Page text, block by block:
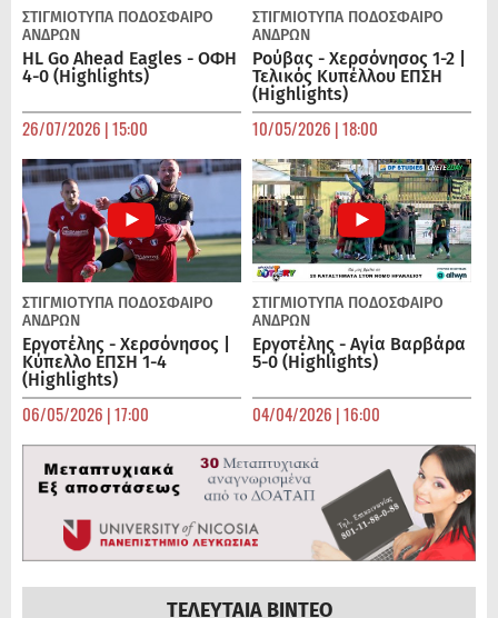
ΣΤΙΓΜΙΟΤΥΠΑ ΠΟΔΌΣΦΑΙΡΟ
ΑΝΔΡΏΝ
HL Go Ahead Eagles - ΟΦΗ
4-0 (Highlights)
26/07/2026 | 15:00
ΣΤΙΓΜΙΟΤΥΠΑ ΠΟΔΌΣΦΑΙΡΟ
ΑΝΔΡΏΝ
Ρούβας - Χερσόνησος 1-2 |
Τελικός Κυπέλλου ΕΠΣΗ
(Highlights)
10/05/2026 | 18:00
ΣΤΙΓΜΙΟΤΥΠΑ ΠΟΔΌΣΦΑΙΡΟ
ΑΝΔΡΏΝ
Εργοτέλης - Χερσόνησος |
Κύπελλο ΕΠΣΗ 1-4
(Highlights)
06/05/2026 | 17:00
ΣΤΙΓΜΙΟΤΥΠΑ ΠΟΔΌΣΦΑΙΡΟ
ΑΝΔΡΏΝ
Εργοτέλης - Αγία Βαρβάρα
5-0 (Highlights)
04/04/2026 | 16:00
ΤΕΛΕΥΤΑΙΑ ΒΙΝΤΕΟ